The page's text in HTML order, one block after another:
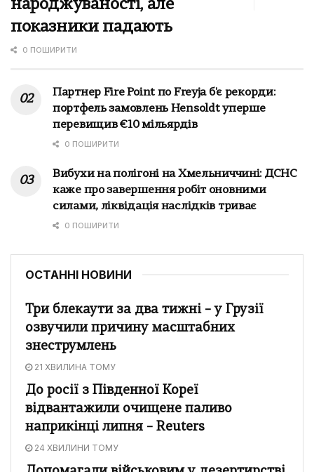
народжуваності, але
показники падають
0 ПОШИРИТИ
Партнер Fire Point по Freyja б'є рекорди:
портфель замовлень Hensoldt уперше
перевищив €10 мільярдів
0 ПОШИРИТИ
Вибухи на полігоні на Хмельниччині: ДСНС
каже про завершення робіт оновними
силами, ліквідація наслідків триває
0 ПОШИРИТИ
ОСТАННІ НОВИНИ
Три блекаути за два тижні – у Грузії
озвучили причину масштабних
знеструмлень
21 ХВИЛИНА ТОМУ
До росії з Південної Кореї
відвантажили очищене паливо
наприкінці липня – Reuters
24 ХВИЛИНИ ТОМУ